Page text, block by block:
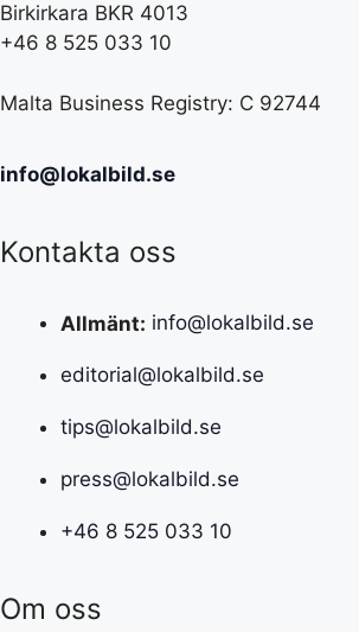
Birkirkara BKR 4013
+46 8 525 033 10
Malta Business Registry: C 92744
info@lokalbild.se
Kontakta oss
Allmänt: info@lokalbild.se
editorial@lokalbild.se
tips@lokalbild.se
press@lokalbild.se
+46 8 525 033 10
Om oss